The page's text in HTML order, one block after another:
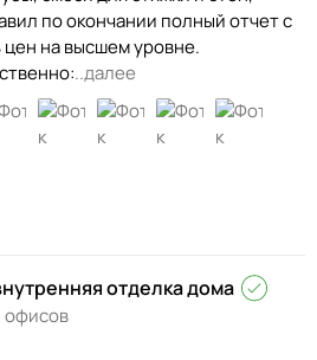
по окончании полный отчет с
на высшем уровне.
..далее
отделка дома
офисов